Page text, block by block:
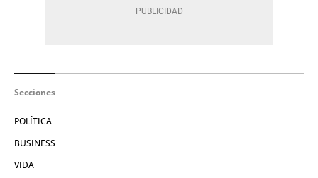
Secciones
POLÍTICA
BUSINESS
VIDA